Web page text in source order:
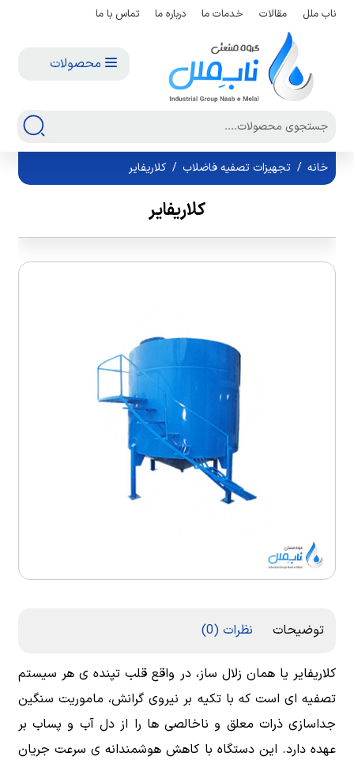
محصولات
ناب ملل مقالات خدمات ما درباره ما تماس با ما
خانه / تجهیزات تصفیه فاضلاب / کلاریفایر
کلاریفایر
توضیحات نظرات (0)
کلاریفایر یا همان زلال ساز، در واقع قلب تپنده ی هر سیستم
تصفیه ای است که با تکیه بر نیروی گرانش، ماموریت سنگین
جداسازی ذرات معلق و ناخالصی ها را از دل آب و پساب بر
عهده دارد. این دستگاه با کاهش هوشمندانه ی سرعت جریان